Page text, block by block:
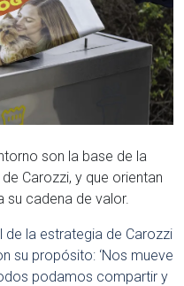
son la base de la
Carozzi, y que orientan
cadena de valor.
de la estrategia de Carozzi
su propósito: ‘Nos mueve
podamos compartir y